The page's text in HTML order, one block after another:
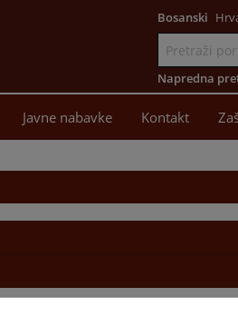
Bosanski
Napredna
Javne nabavke Kontakt